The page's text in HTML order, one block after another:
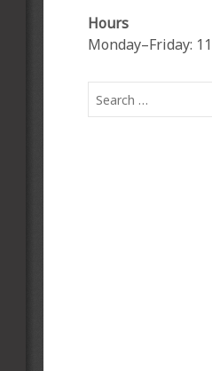
Hours
Monday–Friday: